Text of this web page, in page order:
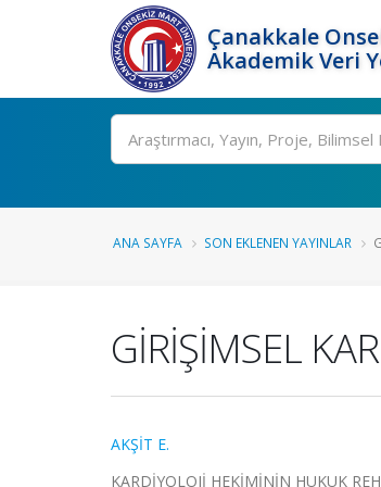
Çanakkale
Akademik Veri
Ara
ANA SAYFA SON EKLENEN YAYINLAR
GİRİŞİMSEL
AKŞİT E.
KARDİYOLOJİ HEKİMİNİN HUKUK